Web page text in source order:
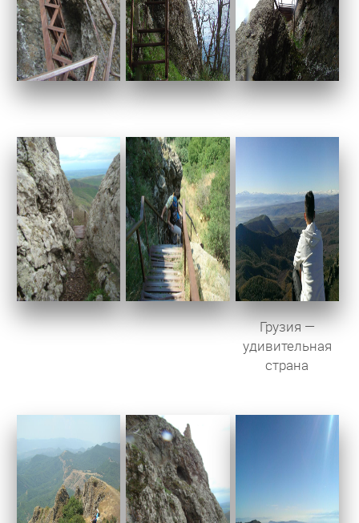
Грузия —
удивительная
страна